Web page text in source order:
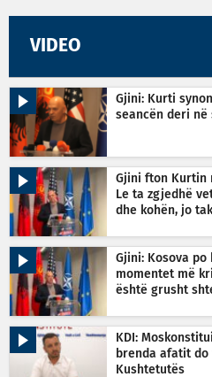
VIDEO
Gjini: Kurti
seancën deri në
Gjini fton Kurtin
Le ta zgjedhë
dhe kohën, jo
Gjini: Kosova po
momentet më
është grusht
KDI:
brenda afatit
Kushtetutës